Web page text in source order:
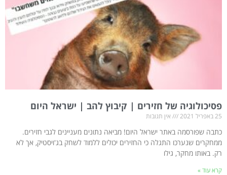
פסיכולוגיה של חזירים | קיבוץ להב | ישראל היום
25 באפריל 2021 אין תגובות
כתבה שפורסמה באתר ישראל היום! מביאה נתונים מעניינים לגבי חזירים.
ממחקרים שנערכו התגלה כי החזירים יכולים ללמוד לשחק בג'ויסטיק, אך לא
רק. באותו מחקר, גילו
קרא עוד »